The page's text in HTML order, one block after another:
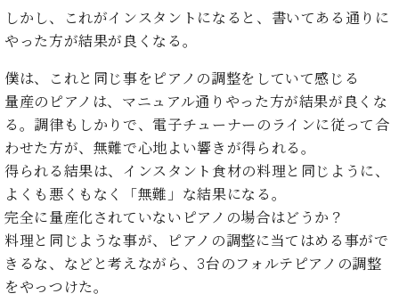
タ
イ
レ
ジ
デ
ン
ベ
ヒ
シ
ュ
ノ
製
番
号
タ
ン
を
弾
く
前
に
ベ
ヒ
シ
タ
イ
ャ
ン
ー
ン
コ
ン
ト
レ
ッ
店
舗・
ロ
ン・
調
律
に
学
方
ま
で
歓
迎。
ベヒ
シュ
タイ
ン・
会
社
案
内
しかし、これがインスタントになると、書いてある通りに
やった方が結果が良くなる。
僕は、これと同じ事をピアノの調整をしていて感じる
量産のピアノは、マニュアル通りやった方が結果が良くな
る。調律もしかりで、電子チューナーのラインに従って合
わせた方が、無難で心地よい響きが得られる。
得られる結果は、インスタント食材の料理と同じように、
よくも悪くもなく「無難」な結果になる。
完全に量産化されていないピアノの場合はどうか？
料理と同じような事が、ピアノの調整に当てはめる事がで
きるな、などと考えながら、3台のフォルテピアノの調整
をやっつけた。